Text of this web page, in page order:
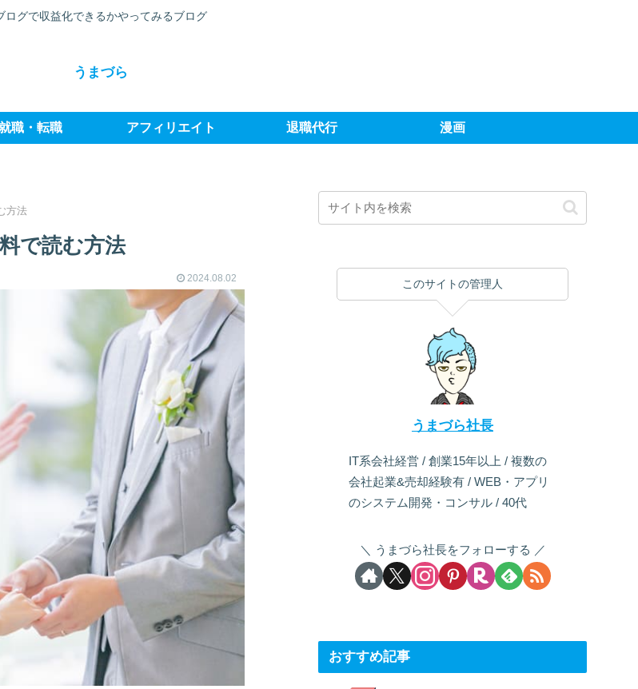
ログで収益化できるかやってみるブログ
うまづら
職・転職 アフィリエイト 退職代行 漫画
方法
で読む方法
2024.08.02 このサイトの管理人
うまづら社長
IT系会社経営 / 創業15年以上 / 複数の
会社起業&売却経験有 / WEB・アプリ
のシステム開発・コンサル / 40代
うまづら社長をフォローする
おすすめ記事